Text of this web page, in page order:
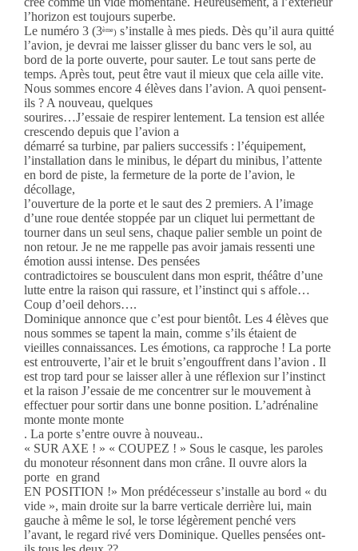
l’horizon est toujours superbe.
Le numéro 3 (3ème) s’installe à mes pieds. Dès qu’il aura quitté
l’avion, je devrai me laisser glisser du banc vers le sol, au
bord de la porte ouverte, pour sauter. Le tout sans perte de
temps. Après tout, peut être vaut il mieux que cela aille vite.
Nous sommes encore 4 élèves dans l’avion. A quoi pensent-
ils ? A nouveau, quelques
sourires…J’essaie de respirer lentement. La tension est allée
crescendo depuis que l’avion a
démarré sa turbine, par paliers successifs : l’équipement,
l’installation dans le minibus, le départ du minibus, l’attente
en bord de piste, la fermeture de la porte de l’avion, le
décollage,
l’ouverture de la porte et le saut des 2 premiers. A l’image
d’une roue dentée stoppée par un cliquet lui permettant de
tourner dans un seul sens, chaque palier semble un point de
non retour. Je ne me rappelle pas avoir jamais ressenti une
émotion aussi intense. Des pensées
contradictoires se bousculent dans mon esprit, théâtre d’une
lutte entre la raison qui rassure, et l’instinct qui s affole…
Coup d’oeil dehors….
Dominique annonce que c’est pour bientôt. Les 4 élèves que
nous sommes se tapent la main, comme s’ils étaient de
vieilles connaissances. Les émotions, ca rapproche ! La porte
est entrouverte, l’air et le bruit s’engouffrent dans l’avion . Il
est trop tard pour se laisser aller à une réflexion sur l’instinct
et la raison J’essaie de me concentrer sur le mouvement à
effectuer pour sortir dans une bonne position. L’adrénaline
monte monte monte
. La porte s’entre ouvre à nouveau..
« SUR AXE ! » « COUPEZ ! » Sous le casque, les paroles
du monoteur résonnent dans mon crâne. Il ouvre alors la
porte en grand
EN POSITION !» Mon prédécesseur s’installe au bord « du
vide », main droite sur la barre verticale derrière lui, main
gauche à même le sol, le torse légèrement penché vers
l’avant, le regard rivé vers Dominique. Quelles pensées ont-